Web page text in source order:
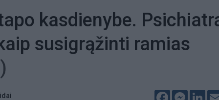
kasdienybe.
susigrąžinti ramias
Facebook